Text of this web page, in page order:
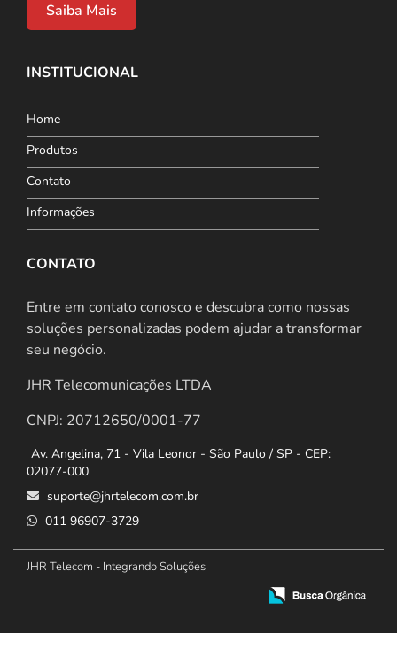
Saiba Mais
INSTITUCIONAL
Home
Produtos
Contato
Informações
CONTATO
Entre em contato conosco e descubra como nossas
soluções personalizadas podem ajudar a transformar
seu negócio.
JHR Telecomunicações LTDA
CNPJ: 20712650/0001-77
Av. Angelina, 71 - Vila Leonor - São Paulo / SP - CEP:
02077-000
suporte@jhrtelecom.com.br
011 96907-3729
JHR Telecom - Integrando Soluções